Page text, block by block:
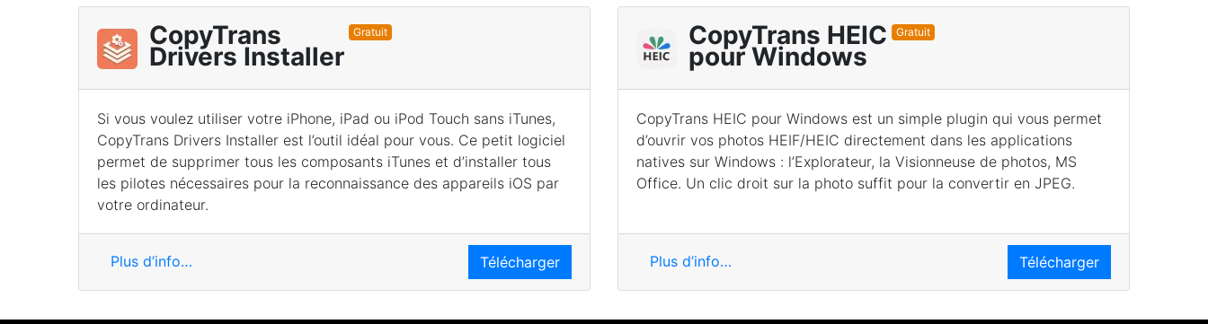
CopyTrans
Drivers Installer
Gratuit
Si vous voulez utiliser votre iPhone, iPad ou iPod Touch sans iTunes,
CopyTrans Drivers Installer est l’outil idéal pour vous. Ce petit logiciel
permet de supprimer tous les composants iTunes et d’installer tous
les pilotes nécessaires pour la reconnaissance des appareils iOS par
votre ordinateur.
Plus d’info… Télécharger
CopyTrans HEIC
pour Windows
Gratuit
CopyTrans HEIC pour Windows est un simple plugin qui vous permet
d’ouvrir vos photos HEIF/HEIC directement dans les applications
natives sur Windows : l’Explorateur, la Visionneuse de photos, MS
Office. Un clic droit sur la photo suffit pour la convertir en JPEG.
Plus d’info… Télécharger